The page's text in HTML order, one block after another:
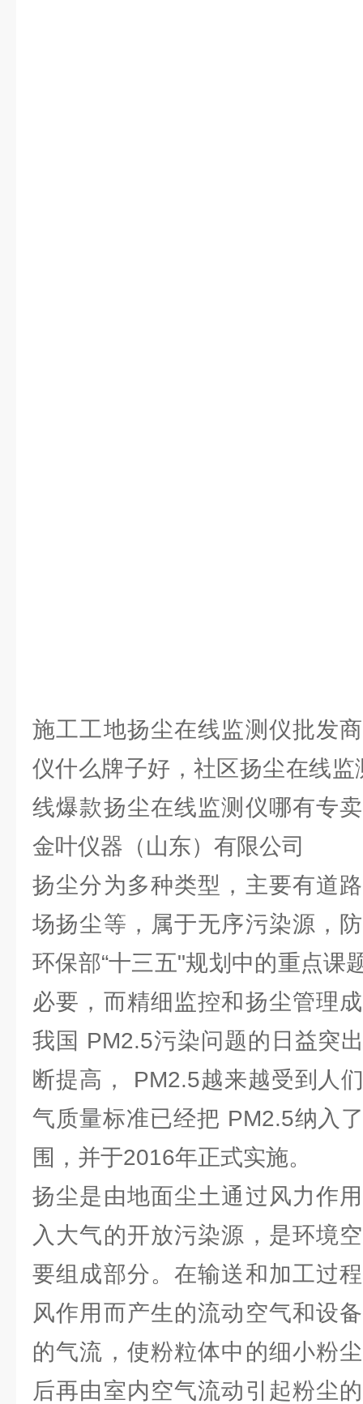
施工工地扬尘在线监测仪批发
仪什么牌子好，社区扬尘在线
线爆款扬尘在线监测仪哪有专
金叶仪器（山东）有限公司
扬尘分为多种类型，主要有道
场扬尘等，属于无序污染源，
环保部“十三五"规划中的重点课
必要，而精细监控和扬尘管理
我国 PM2.5污染问题的日益突
断提高， PM2.5越来越受到人
气质量标准已经把 PM2.5纳入
围，并于2016年正式实施。
扬尘是由地面尘土通过风力作
入大气的开放污染源，是环境
要组成部分。在输送和加工过
风作用而产生的流动空气和设
的气流，使粉粒体中的细小粉
后再由室内空气流动引起粉尘